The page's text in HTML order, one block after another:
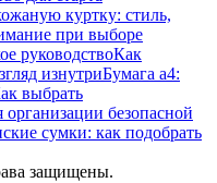
куртку: стиль,
при выборе
руководствоКак
изнутриБумага а4:
выбрать
безопасной
сумки: как подобрать
защищены.